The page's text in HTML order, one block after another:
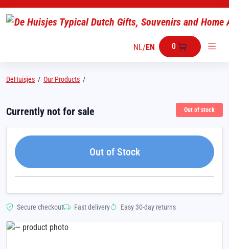
NL/EN 0
DeHuisjes / Our Products /
Currently not for sale Out of stock
Out of Stock
Secure checkout Fast delivery Easy 30-day returns